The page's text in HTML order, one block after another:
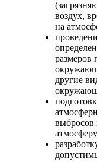
воздух,
на
размеров
другие
выбросов